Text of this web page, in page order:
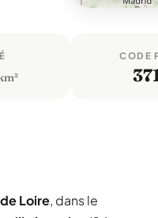
CODE
Loire, dans le